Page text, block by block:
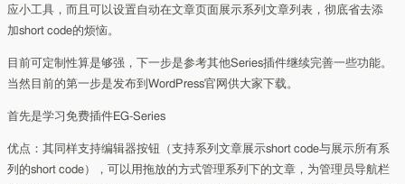
应小工具，而且可以设置自动在文章页面展示系列文章列表，彻底省去添
加short code的烦恼。
目前可定制性算是够强，下一步是参考其他Series插件继续完善一些功能。
当然目前的第一步是发布到WordPress官网供大家下载。
首先是学习免费插件EG-Series
优点：其同样支持编辑器按钮（支持系列文章展示short code与展示所有系
列的short code），可以用拖放的方式管理系列下的文章，为管理员导航栏